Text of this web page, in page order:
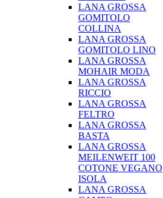
LANA GROSSA
GOMITOLO
COLLINA
LANA GROSSA
GOMITOLO LINO
LANA GROSSA
MOHAIR MODA
LANA GROSSA
RICCIO
LANA GROSSA
FELTRO
LANA GROSSA
BASTA
LANA GROSSA
MEILENWEIT 100
COTONE VEGANO
ISOLA
LANA GROSSA